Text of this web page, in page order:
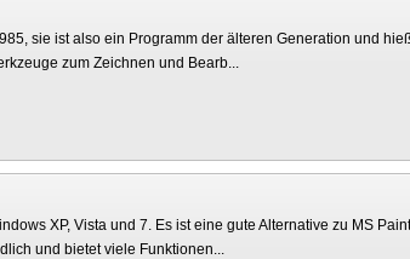
sie ist also ein Programm der älteren Generation und
zum Zeichnen und Bearb...
XP, Vista und 7. Es ist eine gute Alternative zu MS
und bietet viele Funktionen...